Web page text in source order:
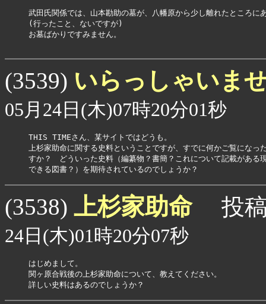
武田氏関係では、山本勘助の墓が、八幡原から少し離れたところに
(行ったこと、ないですが)
お墓ばかりですみません。
(3539) いらっしゃいま
05月24日(木)07時20分01秒
THIS TIMEさん、某サイトではどうも。
上杉家助命に関する史料ということですが、すでに何かご覧になっ
すか？　どういった史料（編纂物？書簡？これについて記載がある
(3538) 上杉家助命 投
24日(木)01時20分07秒
はじめまして。
関ヶ原合戦後の上杉家助命について、教えてください。
詳しい史料はあるのでしょうか？